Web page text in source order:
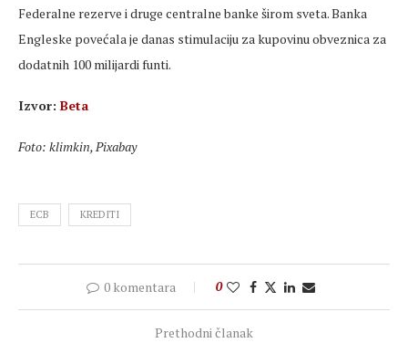
Federalne rezerve i druge centralne banke širom sveta. Banka
Engleske povećala je danas stimulaciju za kupovinu obveznica za
dodatnih 100 milijardi funti.
Izvor: Beta
Foto: klimkin, Pixabay
ECB KREDITI
0 komentara 0
Prethodni članak